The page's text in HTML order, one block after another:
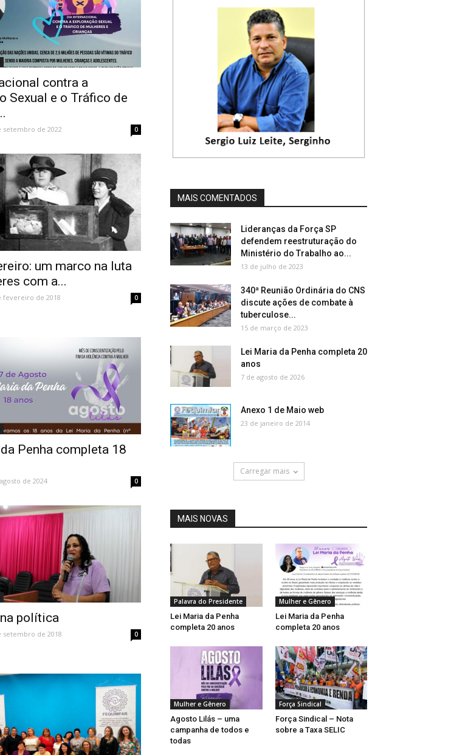
contra a
Sexual e o Tráfico de
setembro de 2022 0
um marco na luta
com a...
fevereiro de 2018 0
Penha completa 18
de 2024 0
política
setembro de 2018 0
MAIS COMENTADOS
Lideranças da Força SP
defendem reestruturação do
Ministério do Trabalho ao...
13 de julho de 2023
340ª Reunião Ordinária do CNS
discute ações de combate à
tuberculose...
15 de março de 2023
Lei Maria da Penha completa 20
anos
7 de agosto de 2026
Anexo 1 de Maio web
23 de janeiro de 2014
Carregar mais
MAIS NOVAS
Palavra do Presidente
Lei Maria da Penha
completa 20 anos
Mulher e Gênero
Lei Maria da Penha
completa 20 anos
Mulher e Gênero
Agosto Lilás – uma
campanha de todos e
todas
Força Sindical
Força Sindical – Nota
sobre a Taxa SELIC